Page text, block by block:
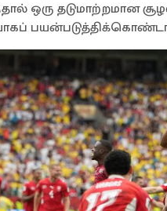
ஒரு தடுமாற்றமான